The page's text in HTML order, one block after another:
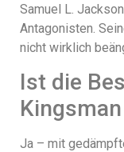
Samuel L.
Antagonisten.
nicht wirklich
Ist die
Ja – mit